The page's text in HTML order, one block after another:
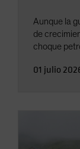
Aunque la
de
choque
01 julio